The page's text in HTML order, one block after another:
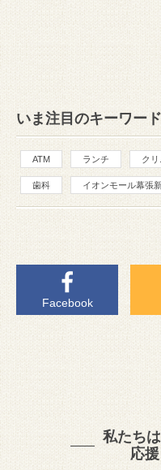
いま注目のキーワード
ATM ランチ クリ
歯科 イオンモール幕張
Facebook
私たち
応